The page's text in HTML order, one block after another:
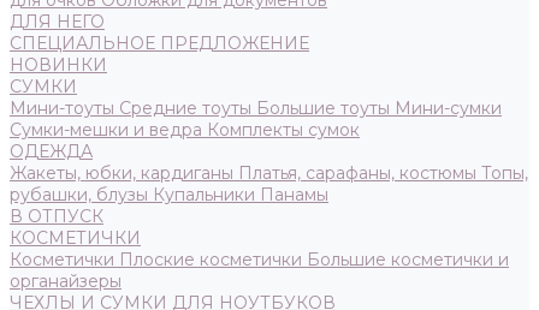
ДЛЯ НЕГО
СПЕЦИАЛЬНОЕ ПРЕДЛОЖЕНИЕ
НОВИНКИ
СУМКИ
Мини-тоуты Средние тоуты Большие тоуты Мини-сумки
Сумки-мешки и ведра Комплекты сумок
ОДЕЖДА
Жакеты, юбки, кардиганы Платья, сарафаны, костюмы Топы,
рубашки, блузы Купальники Панамы
В ОТПУСК
КОСМЕТИЧКИ
Косметички Плоские косметички Большие косметички и
органайзеры
ЧЕХЛЫ И СУМКИ ДЛЯ НОУТБУКОВ